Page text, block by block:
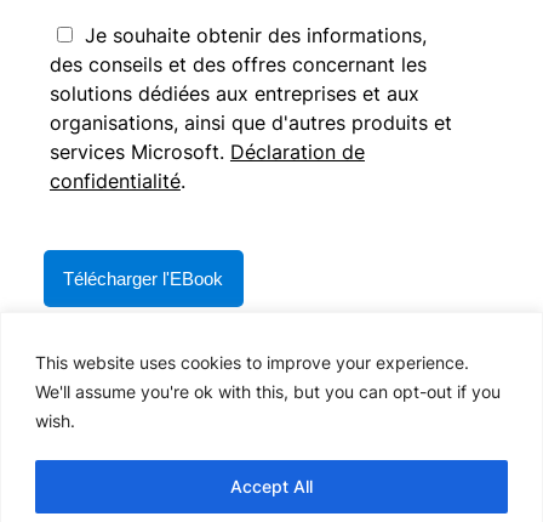
This website uses cookies to improve your experience.
We'll assume you're ok with this, but you can opt-out if you
wish.
Accept All
Je souhaite obtenir des informations,
des conseils et des offres concernant les
solutions dédiées aux entreprises et aux
organisations, ainsi que d'autres produits et
services Microsoft. Déclaration de
confidentialité.
empty.